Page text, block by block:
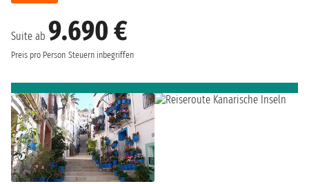
Suite ab 9.690 €
Preis pro Person Steuern inbegriffen